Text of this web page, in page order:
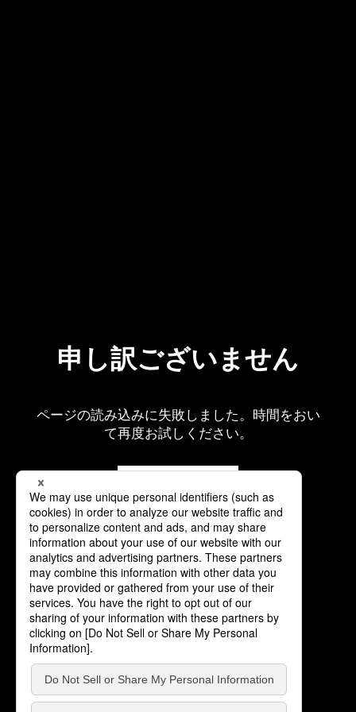
申し訳ございません
ページの読み込みに失敗しました。時間をおい
て再度お試しください。